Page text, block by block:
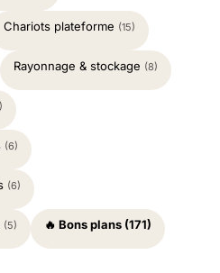
Chariots plateforme (15)
Rayonnage & stockage (8)
(6)
(6)
(5) 🔥 Bons plans (171)